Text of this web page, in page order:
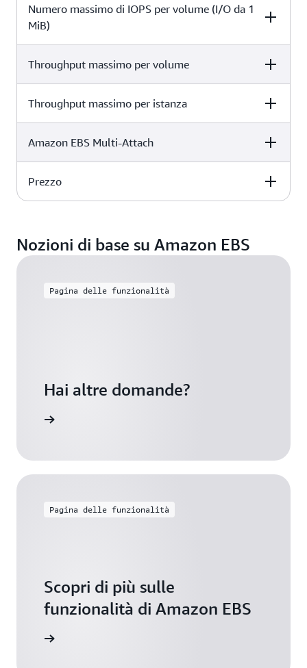
sc1
sc1
Numero massimo di IOPS per volume (I/O da 1
MiB)
sc1
250
Throughput massimo per volume
sc1
250
Throughput massimo per istanza
sc1
7.500 MB/s
Amazon EBS Multi-Attach
sc1
Prezzo
Nozioni di base su Amazon EBS
Pagina delle funzionalità
Hai altre domande?
Pagina delle funzionalità
Scopri di più sulle
funzionalità di Amazon EBS